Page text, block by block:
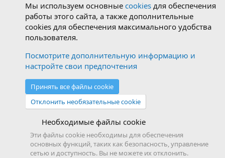
Мы используем основные cookies для обеспечения
работы этого сайта, а также дополнительные
cookies для обеспечения максимального удобства
пользователя.
Посмотрите дополнительную информацию и
настройте свои предпочтения
Принять все файлы cookie
Отклонить необязательные cookie
Необходимые файлы cookie
Эти файлы cookie необходимы для обеспечения
основных функций, таких как безопасность, управление
сетью и доступность. Вы не можете их отклонить.